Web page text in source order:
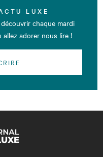
LUXE
chaque mardi
adorer nous lire !